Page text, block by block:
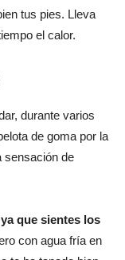
tus pies. Lleva
el calor.
durante varios
de goma por la
sensación de
que sientes los
con agua fría en